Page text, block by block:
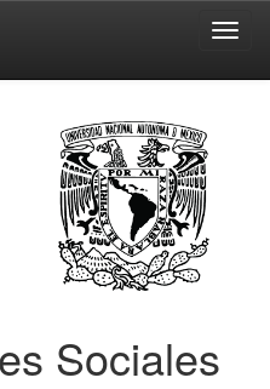
Sociales